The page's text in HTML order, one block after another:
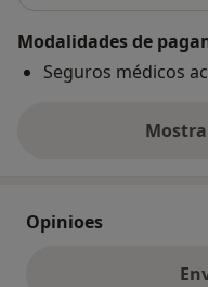
Modalidades de
Seguros médicos
Opinioes